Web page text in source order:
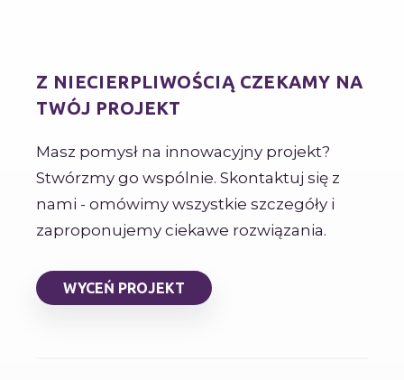
Z NIECIERPLIWOŚCIĄ CZEKAMY NA
TWÓJ PROJEKT
Masz pomysł na innowacyjny projekt?
Stwórzmy go wspólnie. Skontaktuj się z
nami - omówimy wszystkie szczegóły i
zaproponujemy ciekawe rozwiązania.
WYCEŃ PROJEKT